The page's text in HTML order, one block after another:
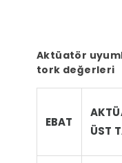
Aktüatör
tork değerleri
EBAT
ÜST